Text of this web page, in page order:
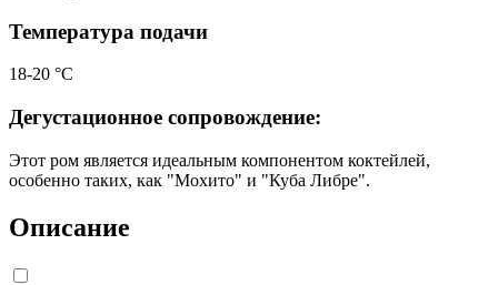
Температура подачи
18-20 °C
Дегустационное сопровождение:
Этот ром является идеальным компонентом коктейлей,
особенно таких, как "Мохито" и "Куба Либре".
Описание